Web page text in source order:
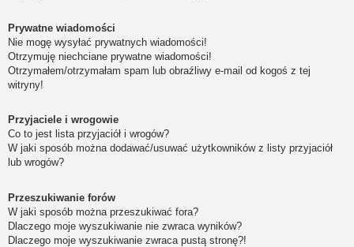
Prywatne wiadomości
Nie mogę wysyłać prywatnych wiadomości!
Otrzymuję niechciane prywatne wiadomości!
Otrzymałem/otrzymałam spam lub obraźliwy e-mail od kogoś z tej
witryny!
Przyjaciele i wrogowie
Co to jest lista przyjaciół i wrogów?
W jaki sposób można dodawać/usuwać użytkowników z listy przyjaciół
lub wrogów?
Przeszukiwanie forów
W jaki sposób można przeszukiwać fora?
Dlaczego moje wyszukiwanie nie zwraca wyników?
Dlaczego moje wyszukiwanie zwraca pustą stronę?!